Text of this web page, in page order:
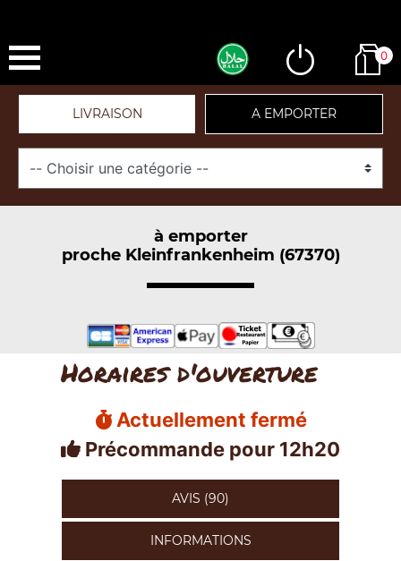
0
LIVRAISON A EMPORTER
à emporter
proche Kleinfrankenheim (67370)
Horaires d'ouverture
Actuellement fermé
Précommande pour 12h20
AVIS (90)
INFORMATIONS